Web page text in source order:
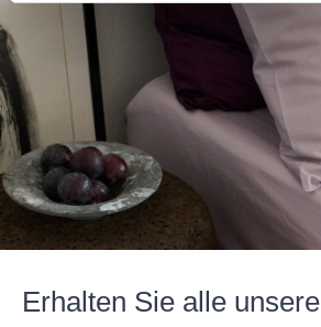
Erhalten Sie alle unsere